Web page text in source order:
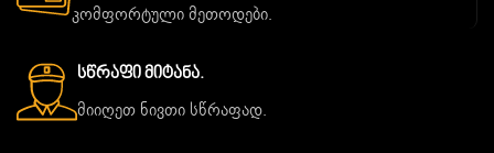
კომფორტული მეთოდები.
Სწრაფი Მიტანა.
მიიღეთ ნივთი სწრაფად.